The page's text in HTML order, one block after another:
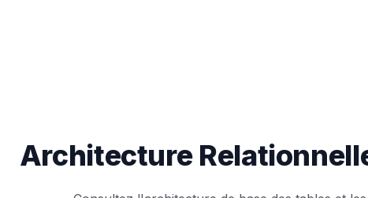
Architecture